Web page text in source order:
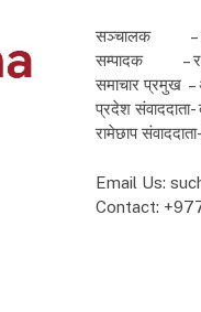
सञ्चालक –
सम्पादक –
समाचार प्रमुख –
प्रदेश
रामेछाप
Email Us:
Contact: